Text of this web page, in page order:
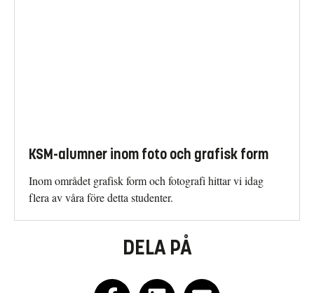
KSM-alumner inom foto och grafisk form
Inom området grafisk form och fotografi hittar vi idag
flera av våra före detta studenter.
DELA PÅ